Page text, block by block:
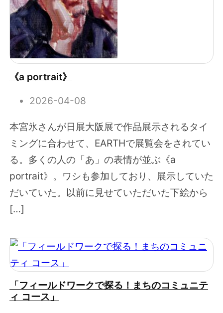
《a portrait》
2026-04-08
本宮氷さんが日展大阪展で作品展示されるタイ
ミングに合わせて、EARTHで展覧会をされてい
る。多くの人の「あ」の表情が並ぶ《a
portrait》。ワシも参加しており、展示していた
だいていた。以前に見せていただいた下絵から
[…]
「フィールドワークで探る！まちのコミュニテ
ィ コース」